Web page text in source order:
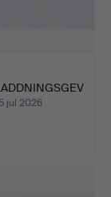
m/1851 för …
jul 2026